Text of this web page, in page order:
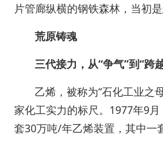
片管廊纵横的钢铁森林，当初是
荒原铸魂
三代接力，从“争气”到“跨
乙烯，被称为“石化工业之
家化工实力的标尺。1977年9
套30万吨/年乙烯装置，其中一